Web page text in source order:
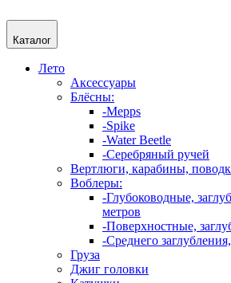
Каталог
Лето
Аксессуары
Блёсны:
-Mepps
-Spike
-Water Beetle
-Серебряный ручей
Вертлюги, карабины,
Воблеры:
-Глубоководные,
метров
-Поверхностные,
-Среднего
Груза
Джиг головки